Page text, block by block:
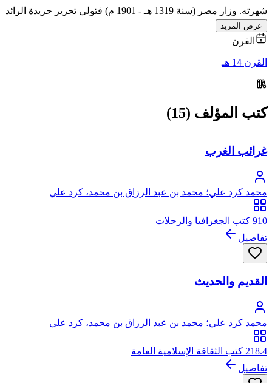
شهرته. وزار مصر (سنة 1319 هـ - 1901 م) فتولى تحرير جريدة الرائد
عرض المزيد
القرن
القرن 14 هـ
كتب المؤلف (15)
غرائب الغرب
محمد كرد علي؛ محمد بن عبد الرزاق بن محمد، كرد علي
910 كتب الجغرافيا والرحلات
تفاصيل
القديم والحديث
محمد كرد علي؛ محمد بن عبد الرزاق بن محمد، كرد علي
218.4 كتب الثقافة الإسلامية العامة
تفاصيل